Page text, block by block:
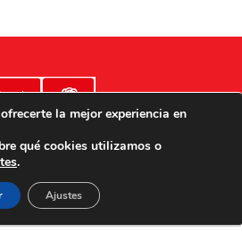
de cookies Política de privacidad
Accesibilidad
la mejor experiencia en
qué cookies utilizamos o
.
Ajustes